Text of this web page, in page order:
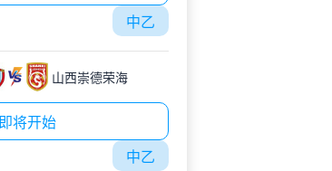
中乙
山西崇德荣海
即将开始
中乙